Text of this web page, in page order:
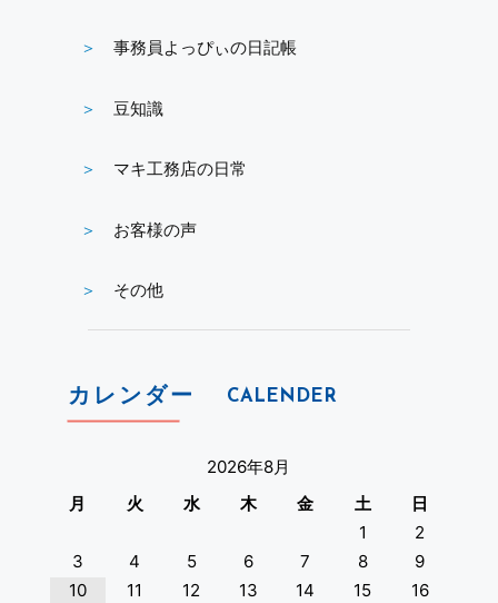
事務員よっぴぃの日記帳
豆知識
マキ工務店の日常
お客様の声
その他
カレンダー CALENDER
2026年8月
月
火 水 木 金 土
日
1
2
3
4 5 6 7 8
9
10
11 12 13 14 15
16